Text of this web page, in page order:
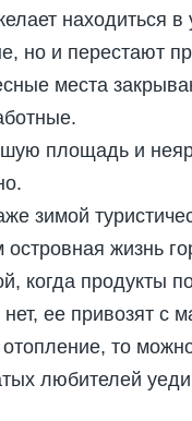
находиться
но и перестают
места
площадь и
зимой
жизнь
когда продукты
ее привозят с
то
любителей